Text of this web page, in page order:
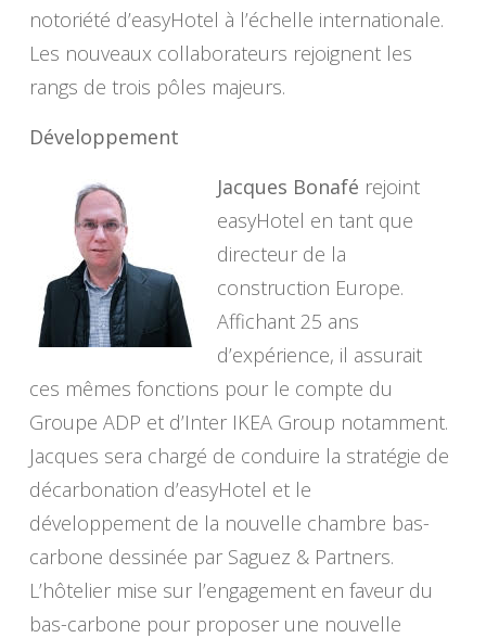
notoriété d’easyHotel à l’échelle internationale.
Les nouveaux collaborateurs rejoignent les
rangs de trois pôles majeurs.
Développement
Jacques Bonafé rejoint
easyHotel en tant que
directeur de la
construction Europe.
Affichant 25 ans
d’expérience, il assurait
ces mêmes fonctions pour le compte du
Groupe ADP et d’Inter IKEA Group notamment.
Jacques sera chargé de conduire la stratégie de
décarbonation d’easyHotel et le
développement de la nouvelle chambre bas-
carbone dessinée par Saguez & Partners.
L’hôtelier mise sur l’engagement en faveur du
bas-carbone pour proposer une nouvelle